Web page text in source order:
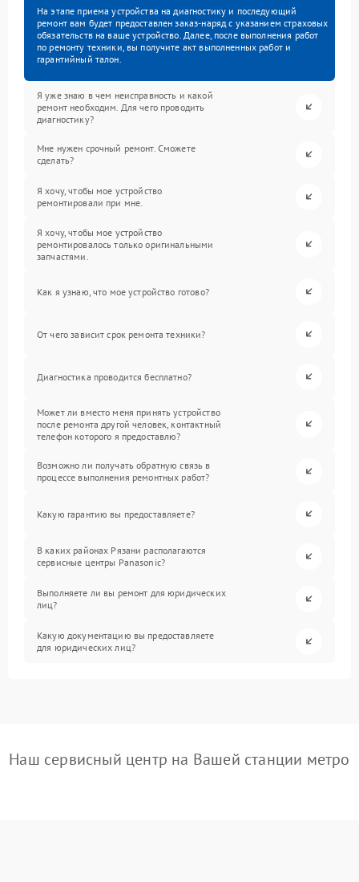
На этапе приема устройства на диагностику и последующий
ремонт вам будет предоставлен заказ-наряд с указанием страховых
обязательств на ваше устройство. Далее, после выполнения работ
по ремонту техники, вы получите акт выполненных работ и
гарантийный талон.
Я уже знаю в чем неисправность и какой
ремонт необходим. Для чего проводить
диагностику?
Мне нужен срочный ремонт. Сможете
сделать?
Я хочу, чтобы мое устройство
ремонтировали при мне.
Я хочу, чтобы мое устройство
ремонтировалось только оригинальными
запчастями.
Как я узнаю, что мое устройство готово?
От чего зависит срок ремонта техники?
Диагностика проводится бесплатно?
Может ли вместо меня принять устройство
после ремонта другой человек, контактный
телефон которого я предоставлю?
Возможно ли получать обратную связь в
процессе выполнения ремонтных работ?
Какую гарантию вы предоставляете?
В каких районах Рязани располагаются
сервисные центры Panasonic?
Выполняете ли вы ремонт для юридических
лиц?
Какую документацию вы предоставляете
для юридических лиц?
Наш сервисный центр на Вашей станции метро